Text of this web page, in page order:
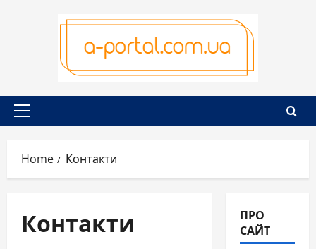
Primary
Home Контакти
Контакти
ПРО
САЙТ